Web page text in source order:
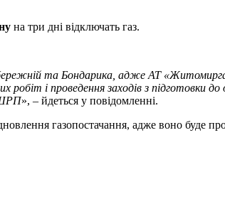
на три дні відключать газ.
та Бондарика, адже АТ
робіт і проведення заходів з підготовки
ШРП», – йдеться у повідомленні.
газопостачання, адже воно буде